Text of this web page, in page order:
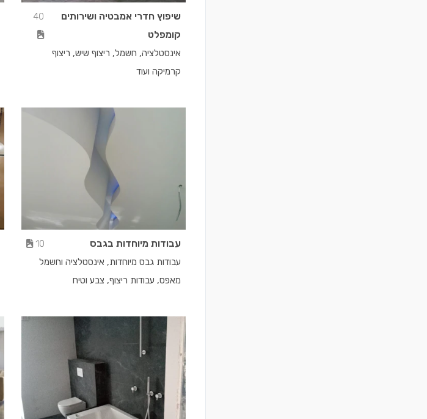
שיפוץ חדרי אמבטיה ושירותים
קומפלט
40
אינסטלציה, חשמל, ריצוף שיש, ריצוף
קרמיקה ועוד
עבודות מיוחדות בגבס
10
עבודות גבס מיוחדות, אינסטלציה וחשמל
מאפס, עבודות ריצוף, צבע וטיח